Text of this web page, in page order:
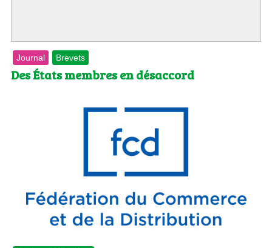
Journal Brevets
Des États membres en désaccord